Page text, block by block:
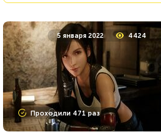
24 марта 2021 64462
Проходили 22950 раз
5 января 2022 4424
Проходили 471 раз